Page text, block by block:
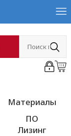
Материалы
ПО
Лизинг